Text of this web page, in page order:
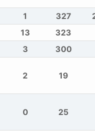
1 327
13
323
3 300
2 19
0 25